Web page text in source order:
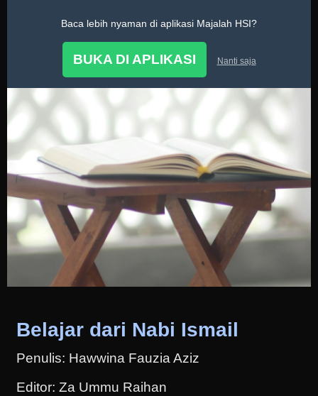
Baca lebih nyaman di aplikasi Majalah HSI?
BUKA DI APLIKASI Nanti saja
Tarbiyatul Aulad
Belajar dari Nabi Ismail
Penulis: Hawwina Fauzia Aziz
Editor: Za Ummu Raihan